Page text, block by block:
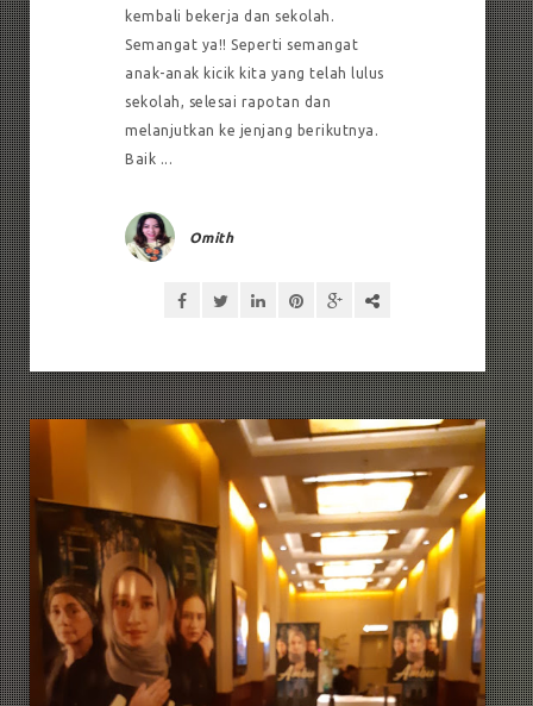
kembali bekerja dan sekolah.
Semangat ya!! Seperti semangat
anak-anak kicik kita yang telah lulus
sekolah, selesai rapotan dan
melanjutkan ke jenjang berikutnya.
Baik ...
Omith